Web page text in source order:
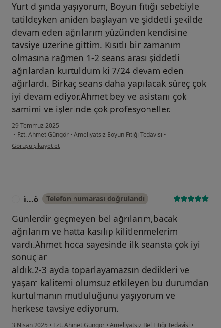
Yurt dışında yaşıyorum, Boyun fıtığı sebebiyle
tatildeyken aniden başlayan ve şiddetli şekilde
devam eden ağrılarım yüzünden kendisine
tavsiye üzerine gittim. Kısıtlı bir zamanım
olmasına rağmen 1-2 seans arası şiddetli
ağrılardan kurtuldum ki 7/24 devam eden
ağırlardı. Birkaç seans daha yapılacak süreç çok
iyi devam ediyor.Ahmet bey ve asistanı çok
samimi ve işlerinde çok profesyoneller.
29 Temmuz 2025
• Fzt. Ahmet Güngör • Ameliyatsız Boyun Fıtığı Tedavisi •
kullanıcının görüşüne göre şe...z
Görüşü şikayet et
i̇...ö Telefon numarası doğrulandı
Günlerdir geçmeyen bel ağrılarım,bacak
ağrılarım ve hatta kasılıp kilitlenmelerim
vardı.Ahmet hoca sayesinde ilk seansta çok iyi
sonuçlar
aldık.2-3 ayda toparlayamazsın dedikleri ve
yaşam kalitemi olumsuz etkileyen bu durumdan
kurtulmanın mutluluğunu yaşıyorum ve
herkese tavsiye ediyorum.
3 Nisan 2025 • Fzt. Ahmet Güngör • Ameliyatsız Bel Fıtığı Tedavisi •